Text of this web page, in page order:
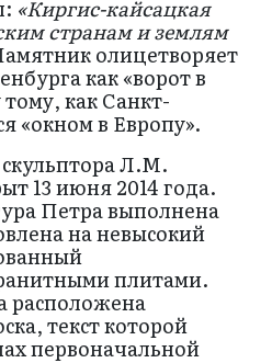
«Киргис-кайсацкая
странам и землям
олицетворяет
как «ворот в
как Санкт-
«окном в Европу».
Л.М.
13 июня 2014 года.
Петра выполнена
на невысокий
плитами.
расположена
текст которой
первоначальной